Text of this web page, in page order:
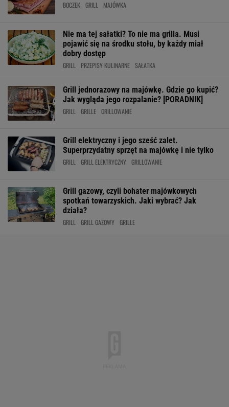
BOCZEK GRILL MAJÓWKA
Nie ma tej sałatki? To nie ma grilla. Musi
pojawić się na środku stołu, by każdy miał
dobry dostęp
GRILL PRZEPISY KULINARNE SAŁATKA
Grill jednorazowy na majówkę. Gdzie go kupić?
Jak wygląda jego rozpalanie? [PORADNIK]
GRILL GRILLE GRILLOWANIE
Grill elektryczny i jego sześć zalet.
Superprzydatny sprzęt na majówkę i nie tylko
GRILL GRILL ELEKTRYCZNY GRILLOWANIE
Grill gazowy, czyli bohater majówkowych
spotkań towarzyskich. Jaki wybrać? Jak
działa?
GRILL GRILL GAZOWY GRILLE